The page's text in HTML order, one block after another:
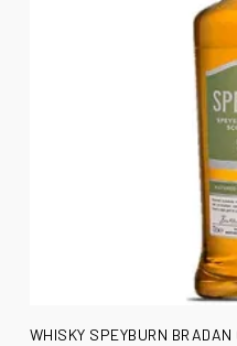
WHISKY SPEYBURN BRADAN